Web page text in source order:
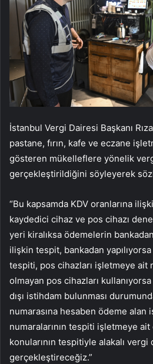
İstanbul Vergi Dairesi Başkanı
pastane, fırın, kafe ve eczane
gösteren mükelleflere yönelik
gerçekleştirildiğini söyleyerek
“Bu kapsamda KDV oranlarına
kaydedici cihaz ve pos cihazı
yeri kiralıksa ödemelerin bankadan
ilişkin tespit, bankadan
tespiti, pos cihazları işletmeye ait
olmayan pos cihazları
dışı istihdam bulunması
numarasına hesaben ödeme alan
numaralarının tespiti işletmeye ait
konularının tespitiyle alakalı vergi
gerçekleştireceğiz.”